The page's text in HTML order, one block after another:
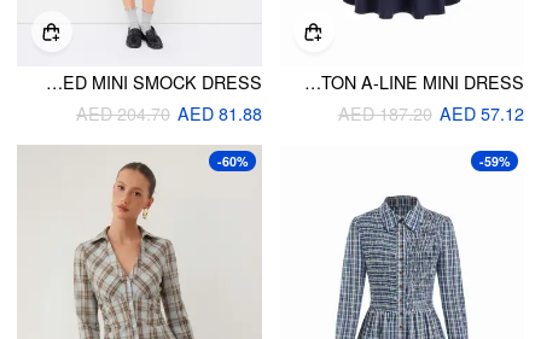
KNIT COLLAR BUTTON A-LINE MINI DRESS
AED 57.12
AED 187.20
COTTON PLAID BELL SLEEVE SHIRRED MINI SMOCK DRESS
AED 81.88
AED 204.70
-59%
-60%